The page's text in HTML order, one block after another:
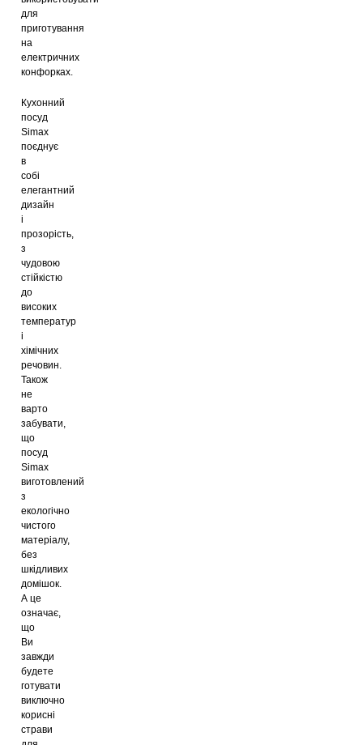
для
приготування
на
електричних
конфорках.
Кухонний
посуд
Simax
поєднує
в
собі
елегантний
дизайн
і
прозорість,
з
чудовою
стійкістю
до
високих
температур
і
хімічних
речовин.
Також
не
варто
забувати,
що
посуд
Simax
виготовлений
з
екологічно
чистого
матеріалу,
без
шкідливих
домішок.
А це
означає,
що
Ви
завжди
будете
готувати
виключно
корисні
страви